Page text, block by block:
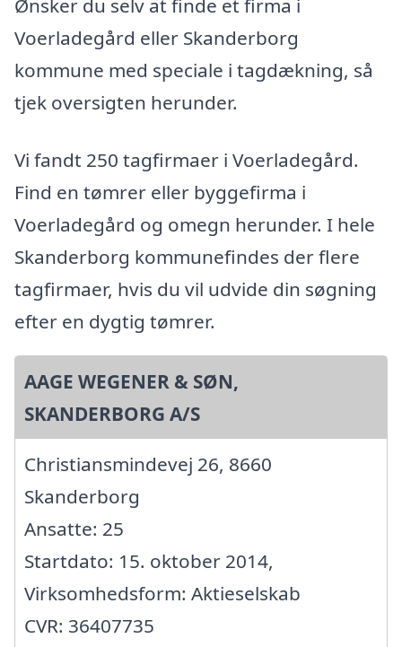
Ønsker du selv at finde et firma i
Voerladegård eller Skanderborg
kommune med speciale i tagdækning, så
tjek oversigten herunder.
Vi fandt 250 tagfirmaer i Voerladegård.
Find en tømrer eller byggefirma i
Voerladegård og omegn herunder. I hele
Skanderborg kommunefindes der flere
tagfirmaer, hvis du vil udvide din søgning
efter en dygtig tømrer.
AAGE WEGENER & SØN,
SKANDERBORG A/S
Christiansmindevej 26, 8660
Skanderborg
Ansatte: 25
Startdato: 15. oktober 2014,
Virksomhedsform: Aktieselskab
CVR: 36407735